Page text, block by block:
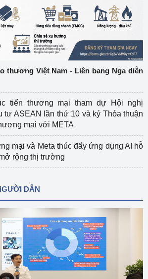
thương Việt Nam - Liên bang Nga diễn
tiến thương mại tham dự Hội nghị
ASEAN lần thứ 10 và ký Thỏa thuận
mại với META
mại và Meta thúc đẩy ứng dụng AI hỗ
rộng thị trường
DÂN